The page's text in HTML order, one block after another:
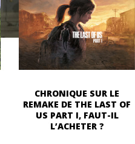
CHRONIQUE SUR LE
REMAKE DE THE LAST OF
US PART I, FAUT-IL
L’ACHETER ?